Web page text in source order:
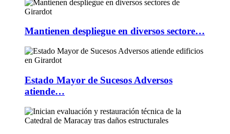
Mantienen despliegue en diversos sectore…
Estado Mayor de Sucesos Adversos
atiende…